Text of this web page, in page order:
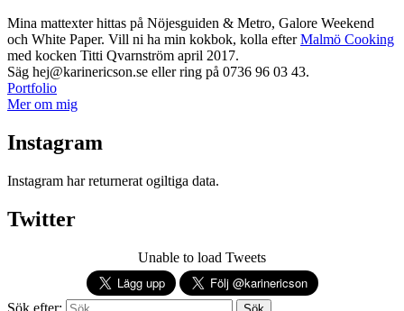
Mina mattexter hittas på Nöjesguiden & Metro, Galore Weekend
och White Paper. Vill ni ha min kokbok, kolla efterMalmö Cooking
med kocken Titti Qvarnström april 2017.
Säg hej@karinericson.se eller ring på 0736 96 03 43.
Portfolio
Mer om mig
Instagram
Instagram har returnerat ogiltiga data.
Twitter
Unable to load Tweets
Sök efter: